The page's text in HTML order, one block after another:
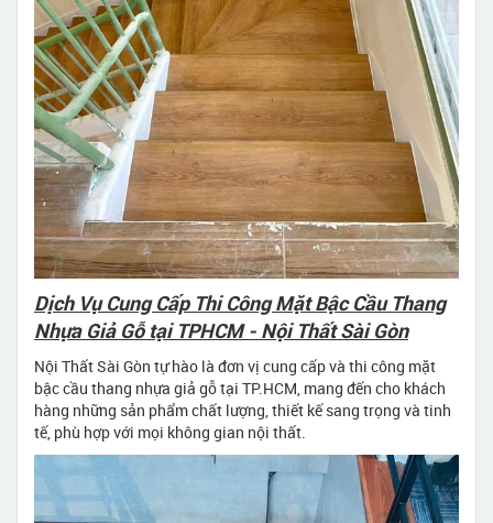
Dịch Vụ Cung Cấp Thi Công Mặt Bậc Cầu Thang
Nhựa Giả Gỗ tại TPHCM - Nội Thất Sài Gòn
Nội Thất Sài Gòn tự hào là đơn vị cung cấp và thi công mặt
bậc cầu thang nhựa giả gỗ tại TP.HCM, mang đến cho khách
hàng những sản phẩm chất lượng, thiết kế sang trọng và tinh
tế, phù hợp với mọi không gian nội thất.